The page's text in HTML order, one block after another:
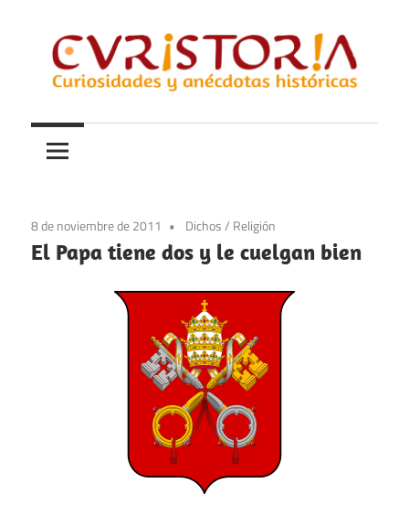
contenido
Curistoria
y
anécdotas
historia
8 de noviembre de 2011 Dichos/ Religión
El Papa tiene dos y le cuelgan bien